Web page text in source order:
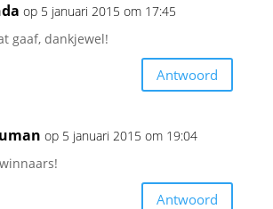
op 5 januari 2015 om 17:45
gaaf, dankjewel!
Antwoord
op 5 januari 2015 om 19:04
Antwoord